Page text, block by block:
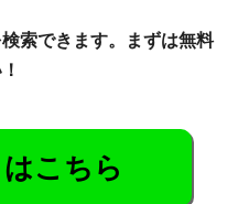
索できます。まずは無料
こちら